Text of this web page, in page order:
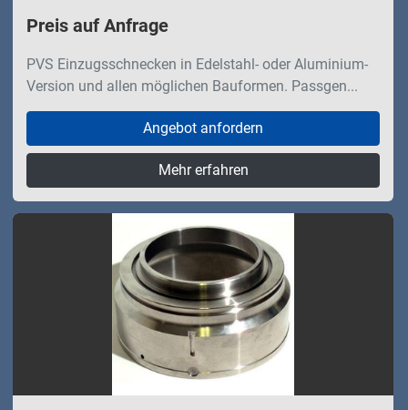
Preis auf Anfrage
PVS Einzugsschnecken in Edelstahl- oder Aluminium-
Version und allen möglichen Bauformen. Passgen...
Angebot anfordern
Mehr erfahren